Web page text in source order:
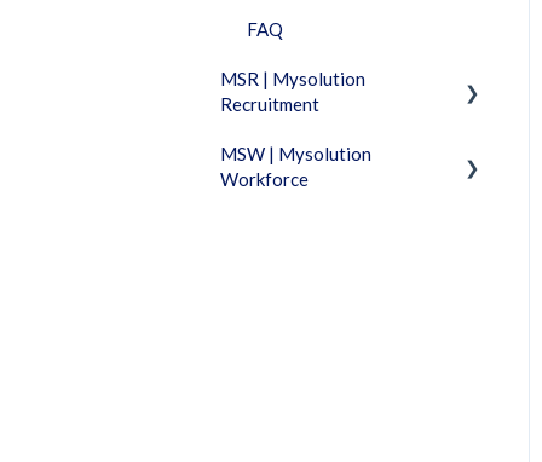
FAQ
MSR | Mysolution
Recruitment
Fixed Features
MSW | Mysolution
Workforce